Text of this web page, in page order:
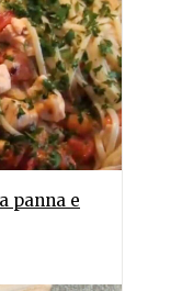
panna e